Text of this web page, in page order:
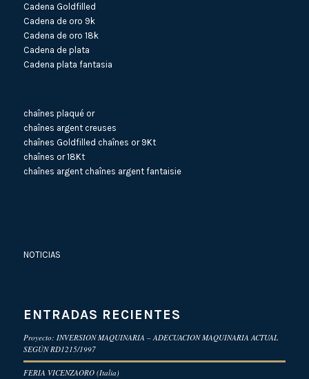
Cadena Goldfilled
Cadena de oro 9k
Cadena de oro 18k
Cadena de plata
Cadena plata fantasia
chaînes plaqué or
chaînes argent creuses
chaînes Goldfilled chaînes or 9Kt
chaînes or 18Kt
chaînes argent chaînes argent fantaisie
NOTICIAS
ENTRADAS RECIENTES
Proyecto: INVERSION MAQUINARIA – ADECUACION MAQUINARIA ACTUAL
SEGÚN RD1215/1997
FERIA VICENZAORO (Italia)